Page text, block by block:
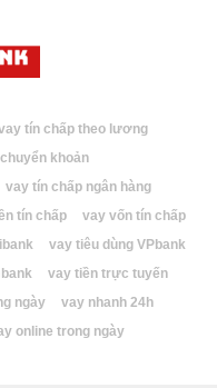
tín chấp theo lương
khoản
vay tín chấp ngân hàng
tín chấp
vay vốn tín chấp
vay tiêu dùng VPbank
vay tiền trực tuyến
ngày
vay nhanh 24h
online trong ngày